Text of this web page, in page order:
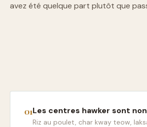
avez été quelque part plutôt que
Les centres hawker sont non
Riz au poulet, char kway teow,